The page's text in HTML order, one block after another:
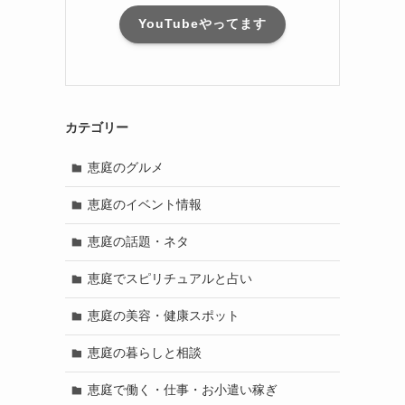
YouTubeやってます
カテゴリー
恵庭のグルメ
恵庭のイベント情報
恵庭の話題・ネタ
恵庭でスピリチュアルと占い
恵庭の美容・健康スポット
恵庭の暮らしと相談
恵庭で働く・仕事・お小遣い稼ぎ